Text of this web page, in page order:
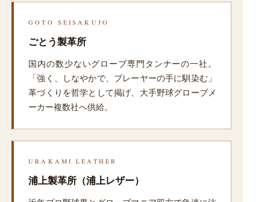
GOTO SEISAKUJO
ごとう製革所
国内の数少ないグローブ専門タンナーの一社。
「強く、しなやかで、プレーヤーの手に馴染む」
革づくりを哲学として掲げ、大手野球グローブメ
ーカー複数社へ供給。
URAKAMI LEATHER
浦上製革所（浦上レザー）